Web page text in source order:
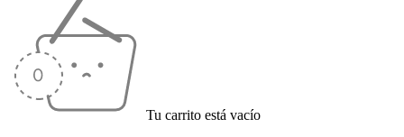
Tu carrito está vacío